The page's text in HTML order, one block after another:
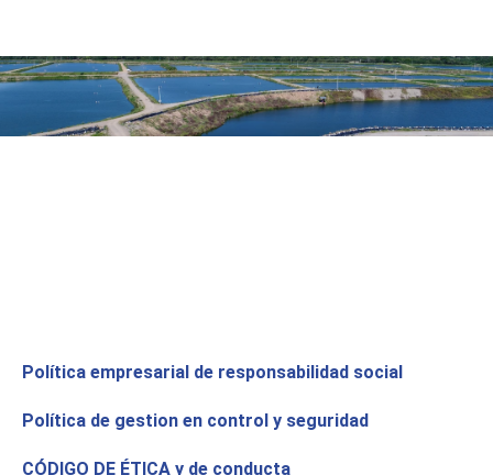
Política empresarial de responsabilidad social
Política de gestion en control y seguridad
CÓDIGO DE ÉTICA y de conducta